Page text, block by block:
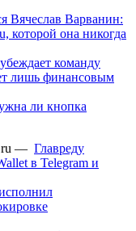
Вячеслав Варванин:
которой она никогда
команду
лишь финансовым
ли кнопка
— Главреду
в Telegram и